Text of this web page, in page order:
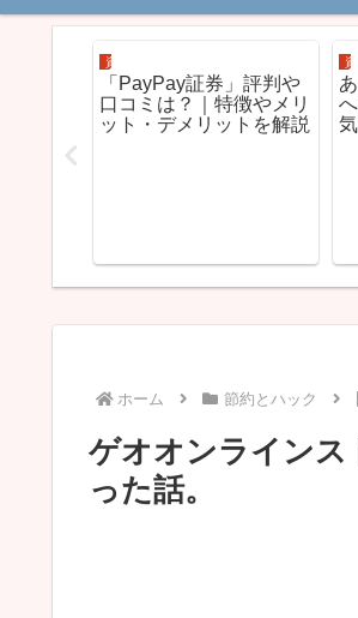
資産運用
「PayPay証券」評判や
口コミは？｜特徴やメリ
ット・デメリットを解説
資
ホーム 節約とハック
ゲオオンライン
った話。